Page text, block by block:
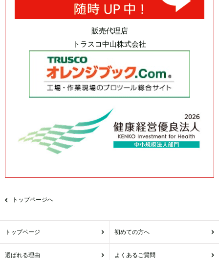
販売代理店
トラスコ中山株式会社
トップページへ
トップページ 初めての方へ
選ばれる理由 よくあるご質問